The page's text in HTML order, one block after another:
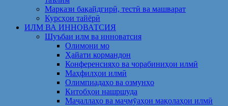
Маркази бақайдгирӣ, тестӣ ва машварат
Курсҳои тайёрӣ
ИЛМ ВА ИННОВАТСИЯ
Шуъбаи илм ва инноватсия
Олимони мо
Ҳайати кормандон
Конференсияҳо ва чорабиниҳои илмӣ
Маҳфилҳои илмӣ
Олимпиадаҳо ва озмунҳо
Китобҳои нашршуда
Маҷаллаҳо ва маҷмӯаҳои мақолаҳои илмӣ